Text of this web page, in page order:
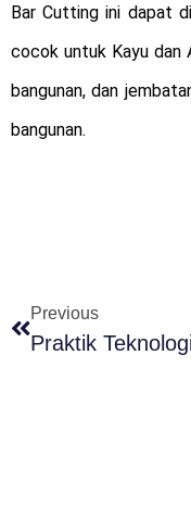
Bar Cutting ini dapat
cocok untuk Kayu dan
bangunan, dan
bangunan.
Previous